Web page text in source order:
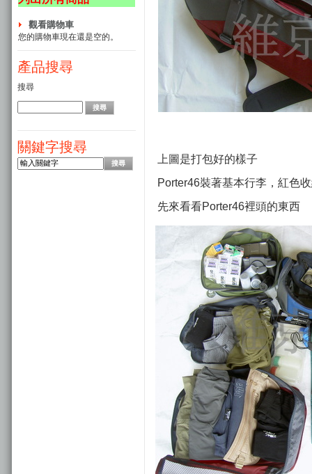
觀看購物車
您的購物車現在還是空的。
產品搜尋
搜尋
關鍵字搜尋
上圖是打包好的樣子
Porter46裝著基本行李，紅色
先來看看Porter46裡頭的東西